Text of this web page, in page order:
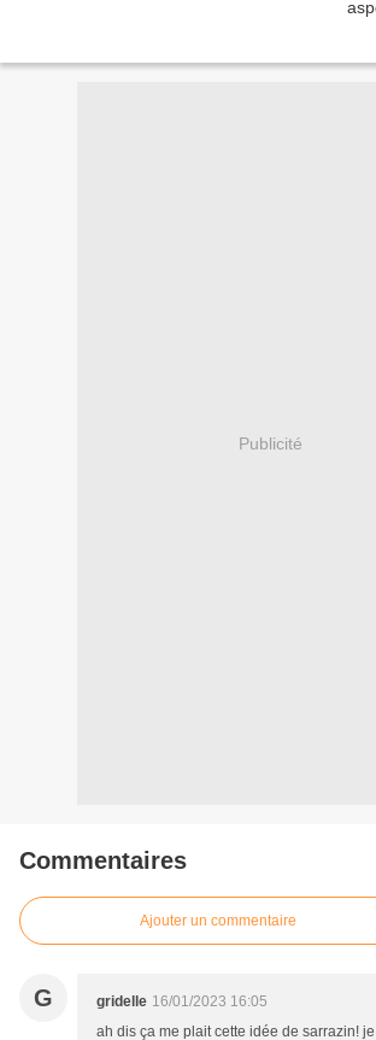
Publicité
Commentaires
Ajouter un commentaire
G gridelle 16/01/2023 16:05
ah dis ça me plait cette idée de sarrazin!